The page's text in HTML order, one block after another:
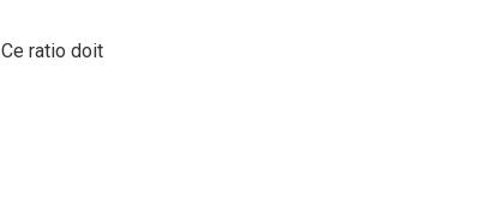
ratio doit